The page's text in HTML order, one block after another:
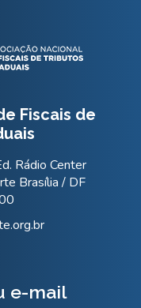
Fiscais de
Rádio Center
Brasília / DF
e-mail